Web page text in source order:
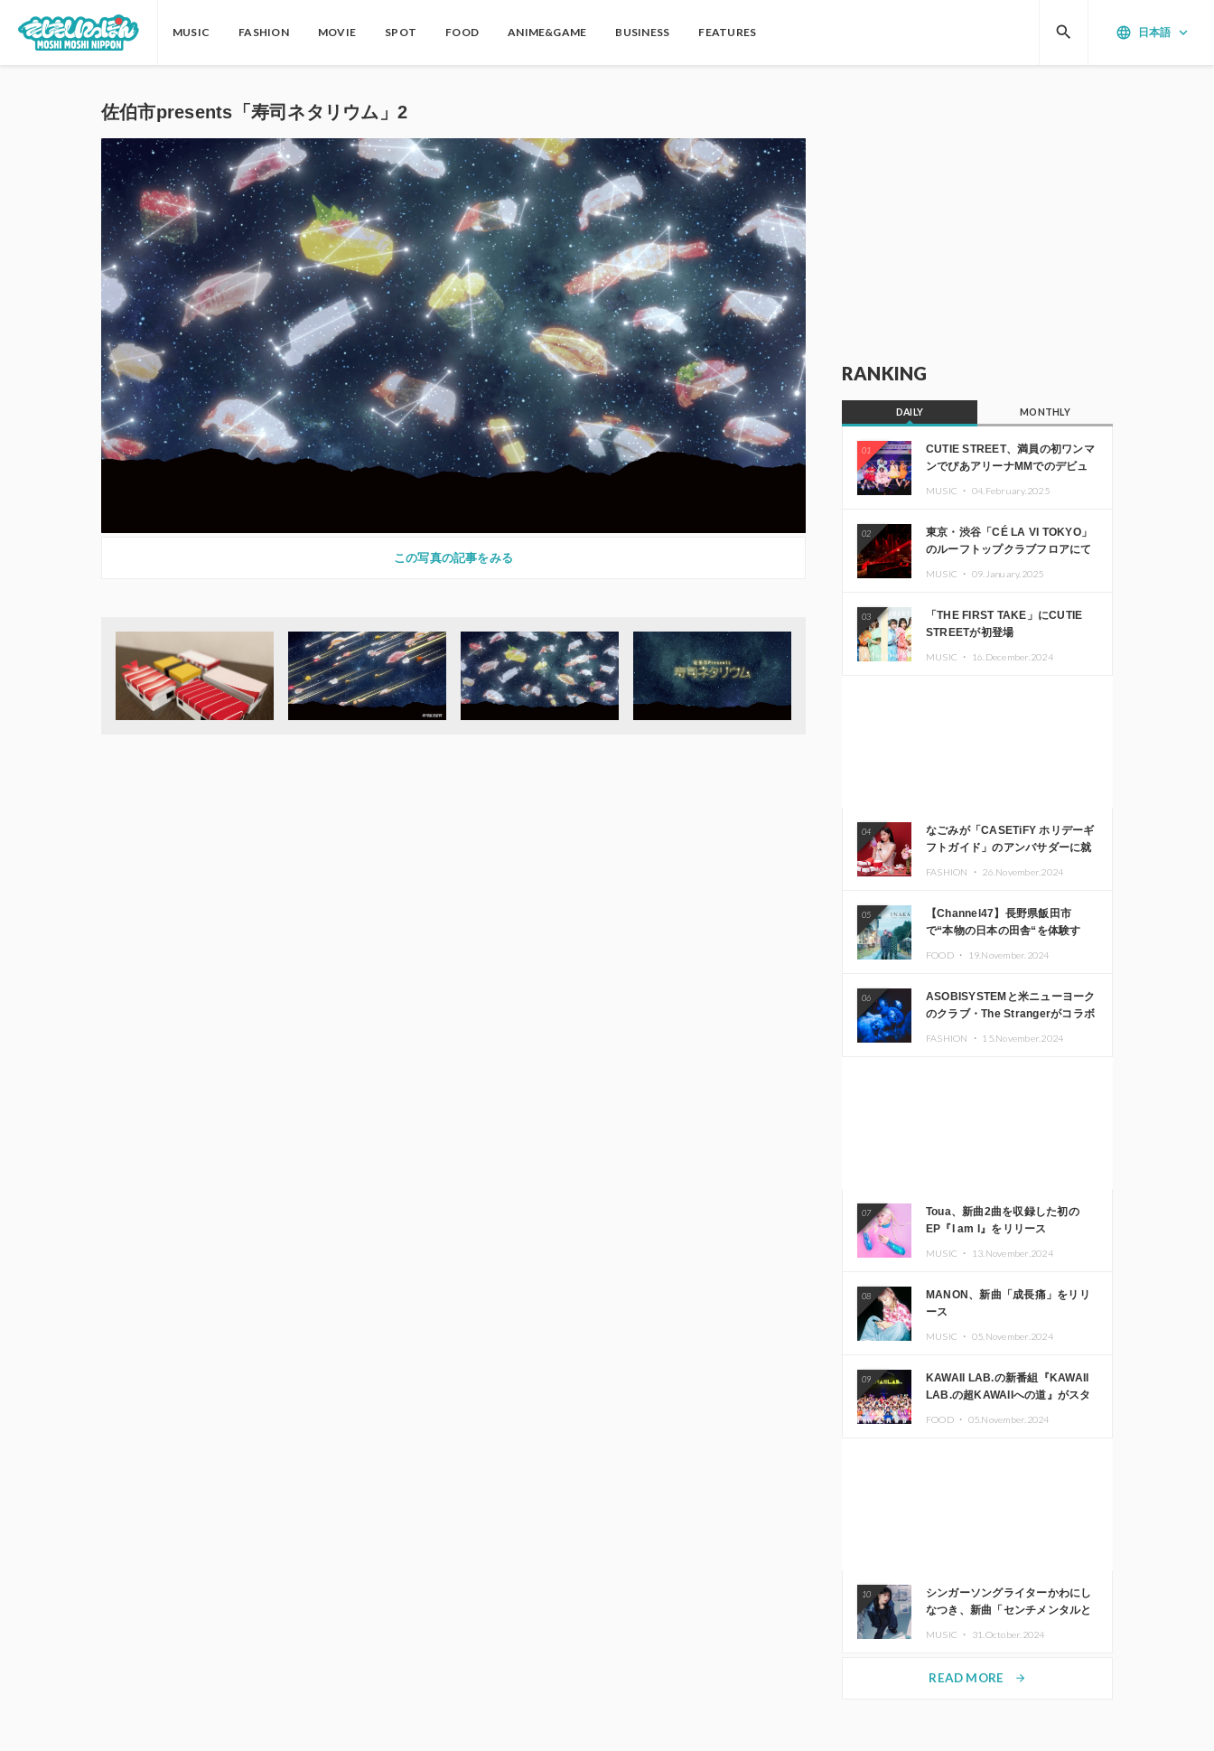
MUSIC FASHION MOVIE SPOT FOOD ANIME&GAME BUSINESS FEATURES language 日本語 keyboard_arrow_down
search
佐伯市presents「寿司ネタリウム」2
この写真の記事をみる
RANKING
DAILY MONTHLY
01
CUTIE STREET、満員の初ワンマ
ンでぴあアリーナMMでのデビュ
MUSIC ・ 04.February.2025
02
東京・渋谷「CÉ LA VI TOKYO」
のルーフトップクラブフロアにて
Kza（FORCE OF NATURE）ら日
本を代表するDJ・クリエイターが
出演
MUSIC ・ 09.January.2025
03
「THE FIRST TAKE」にCUTIE
STREETが初登場
MUSIC ・ 16.December.2024
04
なごみが「CASETiFY ホリデーギ
フトガイド」のアンバサダーに就
FASHION ・ 26.November.2024
05
【Channel47】長野県飯田市
で“本物の日本の田舎“を体験す
FOOD ・ 19.November.2024
06
ASOBISYSTEMと米ニューヨーク
のクラブ・The Strangerがコラボ
FASHION ・ 15.November.2024
07
Toua、新曲2曲を収録した初の
EP『I am I』をリリース
MUSIC ・ 13.November.2024
08
MANON、新曲「成長痛」をリリ
ース
MUSIC ・ 05.November.2024
09
KAWAII LAB.の新番組『KAWAII
LAB.の超KAWAIIへの道』がスタ
FOOD ・ 05.November.2024
10
シンガーソングライターかわにし
なつき、新曲「センチメンタルと
MUSIC ・ 31.October.2024
READ MORE arrow_forward